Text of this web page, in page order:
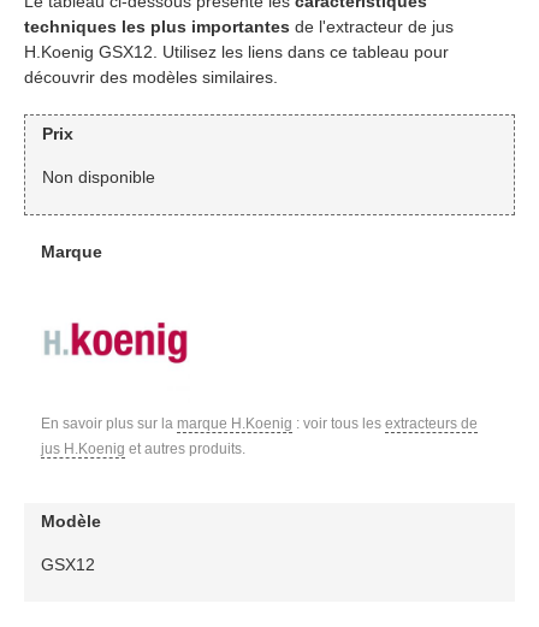
techniques les plus importantes de l'extracteur de jus
H.Koenig GSX12. Utilisez les liens dans ce tableau pour
découvrir des modèles similaires.
Prix
Non disponible
Marque
En savoir plus sur la marque H.Koenig : voir tous les extracteurs de
jus H.Koenig et autres produits.
Modèle
GSX12